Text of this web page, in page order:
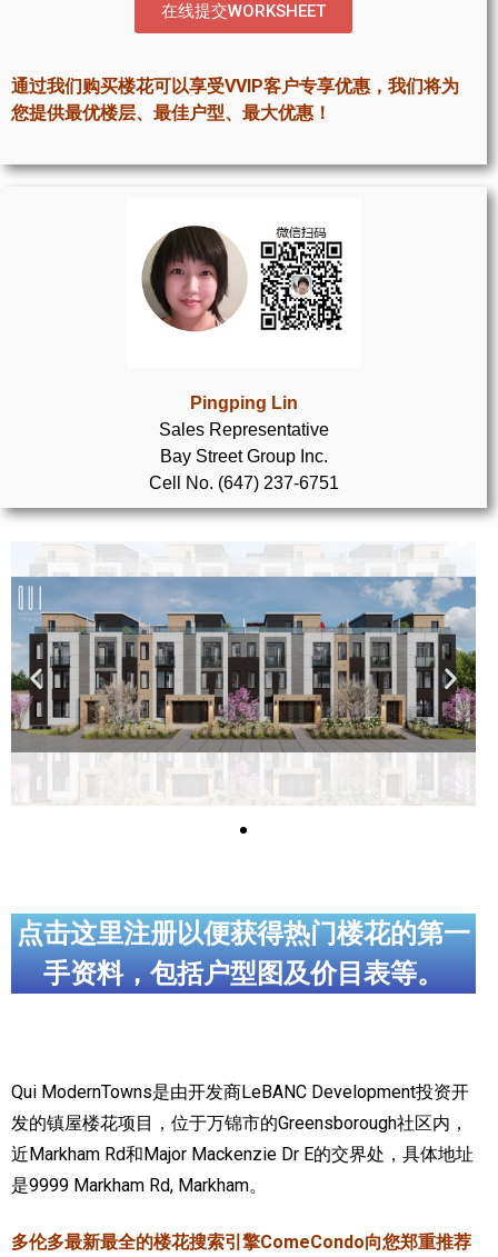
密西沙加社区介绍
密西沙加楼花项目
奥克维尔社区介绍
奥克维尔楼花项目
旺市楼花项目
实用链接
加拿大房地产网站
大多伦多教育网站
大多伦多医疗机构
加拿大银行贷款机构
大多伦多交通网络
常用查询工具
走近加拿大
为什么移民加拿大
定居安大略省
安大略省免费医疗保险
加拿大的福利制度
吃货眼中的加拿大地图
在线提交WORKSHEET
通过我们购买楼花可以享受VVIP客户专享优惠，我们将为
您提供最优楼层、最佳户型、最大优惠！
Pingping Lin
Sales Representative
Bay Street Group Inc.
Cell No. (647) 237-6751
点击这里注册以便获得热门楼花的第一
手资料，包括户型图及价目表等。
Qui ModernTowns是由开发商LeBANC Development投资开
发的镇屋楼花项目，位于万锦市的Greensborough社区内，
近Markham Rd和Major Mackenzie Dr E的交界处，具体地址
是9999 Markham Rd, Markham。
多伦多最新最全的楼花搜索引擎ComeCondo向您郑重推荐